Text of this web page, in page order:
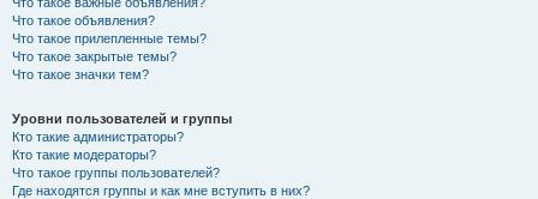
Что такое объявления?
Что такое прилепленные темы?
Что такое закрытые темы?
Что такое значки тем?
Уровни пользователей и группы
Кто такие администраторы?
Кто такие модераторы?
Что такое группы пользователей?
Где находятся группы и как мне вступить в них?